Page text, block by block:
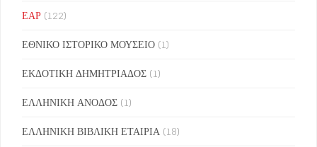
ΕΑΡ (122)
ΕΘΝΙΚΟ ΙΣΤΟΡΙΚΟ ΜΟΥΣΕΙΟ (1)
ΕΚΔΟΤΙΚΗ ΔΗΜΗΤΡΙΑΔΟΣ (1)
ΕΛΛΗΝΙΚΗ ΑΝΟΔΟΣ (1)
ΕΛΛΗΝΙΚΗ ΒΙΒΛΙΚΗ ΕΤΑΙΡΙΑ (18)